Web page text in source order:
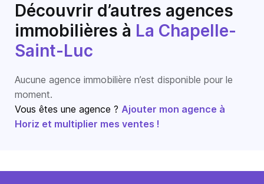
Découvrir d’autres agences
immobilières à La Chapelle-
Saint-Luc
Aucune agence immobilière n’est disponible pour le
moment.
Vous êtes une agence ? Ajouter mon agence à
Horiz et multiplier mes ventes !